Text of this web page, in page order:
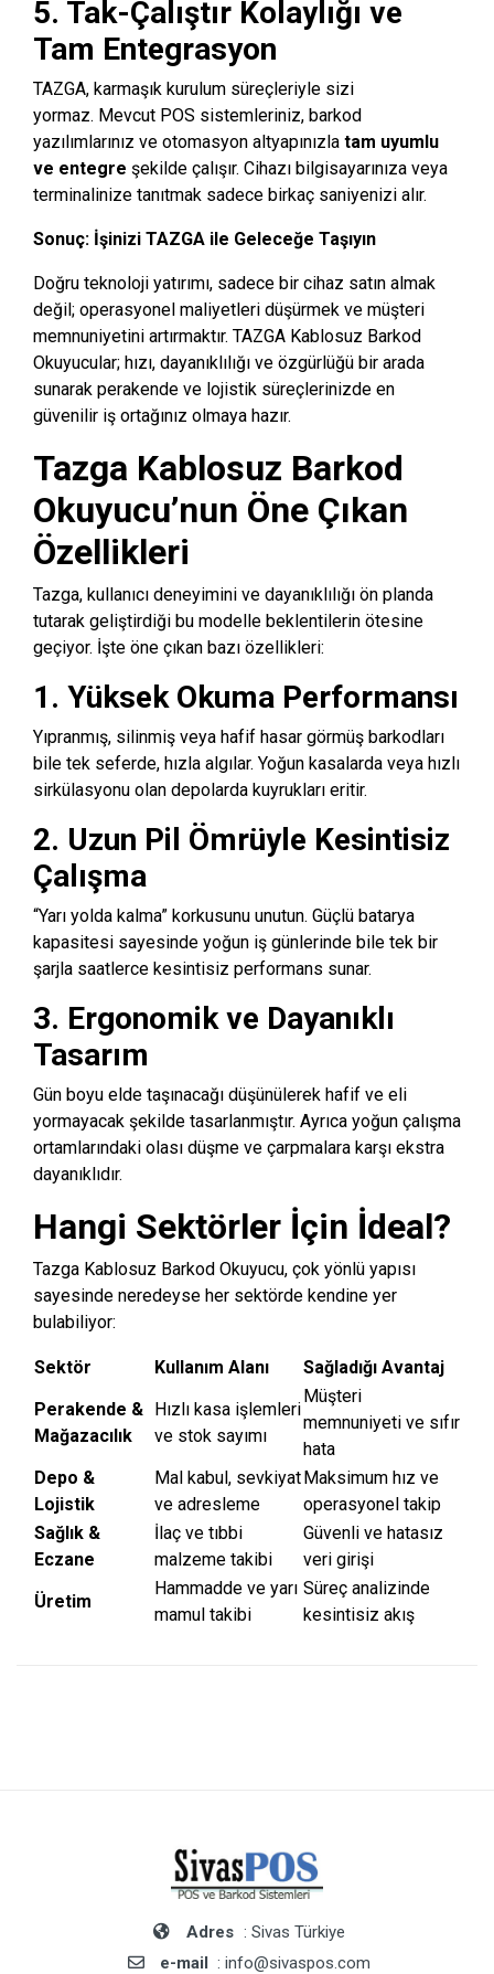
5. Tak-Çalıştır Kolaylığı ve
Tam Entegrasyon
TAZGA, karmaşık kurulum süreçleriyle sizi
yormaz. Mevcut POS sistemleriniz, barkod
yazılımlarınız ve otomasyon altyapınızla tam uyumlu
ve entegre şekilde çalışır. Cihazı bilgisayarınıza veya
terminalinize tanıtmak sadece birkaç saniyenizi alır.
Sonuç: İşinizi TAZGA ile Geleceğe Taşıyın
Doğru teknoloji yatırımı, sadece bir cihaz satın almak
değil; operasyonel maliyetleri düşürmek ve müşteri
memnuniyetini artırmaktır. TAZGA Kablosuz Barkod
Okuyucular; hızı, dayanıklılığı ve özgürlüğü bir arada
sunarak perakende ve lojistik süreçlerinizde en
güvenilir iş ortağınız olmaya hazır.
Tazga Kablosuz Barkod
Okuyucu’nun Öne Çıkan
Özellikleri
Tazga, kullanıcı deneyimini ve dayanıklılığı ön planda
tutarak geliştirdiği bu modelle beklentilerin ötesine
geçiyor. İşte öne çıkan bazı özellikleri:
1. Yüksek Okuma Performansı
Yıpranmış, silinmiş veya hafif hasar görmüş barkodları
bile tek seferde, hızla algılar. Yoğun kasalarda veya hızlı
sirkülasyonu olan depolarda kuyrukları eritir.
2. Uzun Pil Ömrüyle Kesintisiz
Çalışma
“Yarı yolda kalma” korkusunu unutun. Güçlü batarya
kapasitesi sayesinde yoğun iş günlerinde bile tek bir
şarjla saatlerce kesintisiz performans sunar.
3. Ergonomik ve Dayanıklı
Tasarım
Gün boyu elde taşınacağı düşünülerek hafif ve eli
yormayacak şekilde tasarlanmıştır. Ayrıca yoğun çalışma
ortamlarındaki olası düşme ve çarpmalara karşı ekstra
dayanıklıdır.
Hangi Sektörler İçin İdeal?
Tazga Kablosuz Barkod Okuyucu, çok yönlü yapısı
sayesinde neredeyse her sektörde kendine yer
bulabiliyor:
Sektör Kullanım Alanı
Sağladığı Avantaj
Perakende &
Mağazacılık
Hızlı kasa işlemleri
ve stok sayımı
Müşteri
memnuniyeti ve sıfır
hata
Depo &
Lojistik
Mal kabul, sevkiyat
ve adresleme
Maksimum hız ve
operasyonel takip
Sağlık &
Eczane
İlaç ve tıbbi
malzeme takibi
Güvenli ve hatasız
veri girişi
Üretim
Hammadde ve yarı
mamul takibi
Süreç analizinde
kesintisiz akış
Adres : Sivas Türkiye
e-mail : info@sivaspos.com